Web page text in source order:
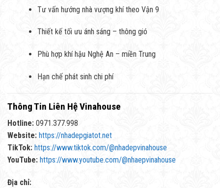
Tư vấn hướng nhà vượng khí theo Vận 9
Thiết kế tối ưu ánh sáng – thông gió
Phù hợp khí hậu Nghệ An – miền Trung
Hạn chế phát sinh chi phí
Thông Tin Liên Hệ Vinahouse
Hotline: 0971.377.998
Website: https://nhadepgiatot.net
TikTok: https://www.tiktok.com/@nhadepvinahouse
YouTube: https://www.youtube.com/@nhaepvinahouse
Địa chỉ: